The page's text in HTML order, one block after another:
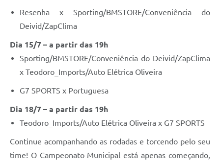
Resenha x Sporting/BMSTORE/Conveniência do
Deivid/ZapClima
Dia 15/7 – a partir das 19h
Sporting/BMSTORE/Conveniência do Deivid/ZapClima
x Teodoro_Imports/Auto Elétrica Oliveira
G7 SPORTS x Portuguesa
Dia 18/7 – a partir das 19h
Teodoro_Imports/Auto Elétrica Oliveira x G7 SPORTS
Continue acompanhando as rodadas e torcendo pelo seu
time! O Campeonato Municipal está apenas começando,